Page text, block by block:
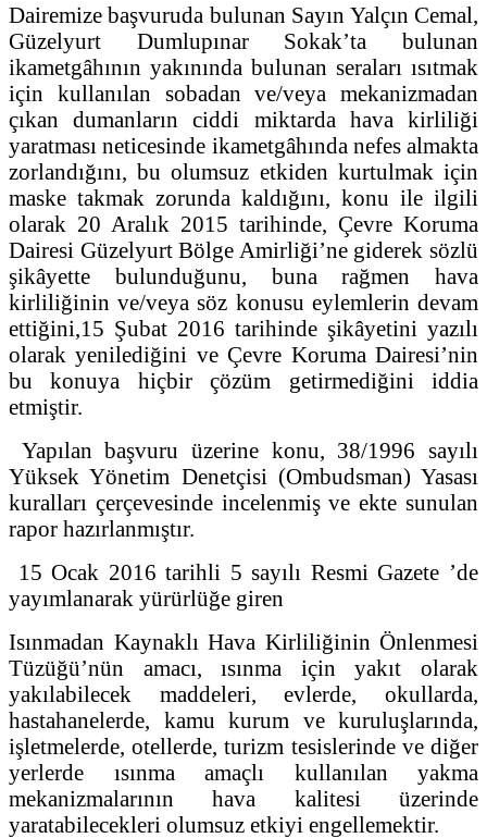
Dairemize başvuruda bulunan Sayın Yalçın Cemal,
Güzelyurt Dumlupınar Sokak’ta bulunan
ikametgâhının yakınında bulunan seraları ısıtmak
için kullanılan sobadan ve/veya mekanizmadan
çıkan dumanların ciddi miktarda hava kirliliği
yaratması neticesinde ikametgâhında nefes almakta
zorlandığını, bu olumsuz etkiden kurtulmak için
maske takmak zorunda kaldığını, konu ile ilgili
olarak 20 Aralık 2015 tarihinde, Çevre Koruma
Dairesi Güzelyurt Bölge Amirliği’ne giderek sözlü
şikâyette bulunduğunu, buna rağmen hava
kirliliğinin ve/veya söz konusu eylemlerin devam
ettiğini,15 Şubat 2016 tarihinde şikâyetini yazılı
olarak yenilediğini ve Çevre Koruma Dairesi’nin
bu konuya hiçbir çözüm getirmediğini iddia
etmiştir.
Yapılan başvuru üzerine konu, 38/1996 sayılı
Yüksek Yönetim Denetçisi (Ombudsman) Yasası
kuralları çerçevesinde incelenmiş ve ekte sunulan
rapor hazırlanmıştır.
15 Ocak 2016 tarihli 5 sayılı Resmi Gazete ’de
yayımlanarak yürürlüğe giren
Isınmadan Kaynaklı Hava Kirliliğinin Önlenmesi
Tüzüğü’nün amacı, ısınma için yakıt olarak
yakılabilecek maddeleri, evlerde, okullarda,
hastahanelerde, kamu kurum ve kuruluşlarında,
işletmelerde, otellerde, turizm tesislerinde ve diğer
yerlerde ısınma amaçlı kullanılan yakma
mekanizmalarının hava kalitesi üzerinde
yaratabilecekleri olumsuz etkiyi engellemektir.